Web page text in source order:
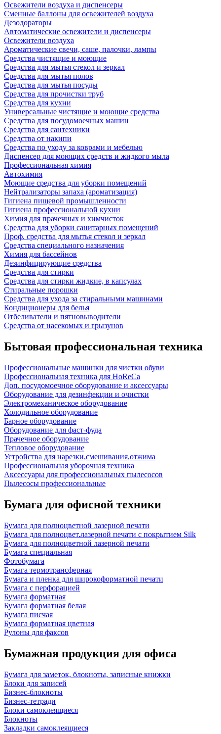
Освежители воздуха и диспенсеры
Сменные баллоны для освежителей воздуха
Дезодораторы
Автоматические освежители и диспенсеры
Освежители воздуха
Ароматические свечи, саше, палочки, лампы
Средства чистящие и моющие
Средства для мытья стекол и зеркал
Средства для мытья полов
Средства для мытья посуды
Средства для прочистки труб
Средства для кухни
Универсальные чистящие и моющие средства
Средства для посудомоечных машин
Средства для сантехники
Средства от накипи
Средства по уходу за коврами и мебелью
Диспенсер для моющих средств и жидкого мыла
Профессиональная химия
Автохимия
Моющие средства для уборки помещений
Нейтрализаторы запаха (ароматизация)
Гигиена пищевой промышленности
Гигиена профессиональной кухни
Химия для прачечных и химчисток
Средства для уборки санитарных помещений
Проф. средства для мытья стекол и зеркал
Средства специального назначения
Химия для бассейнов
Дезинфицирующие средства
Средства для стирки
Средства для стирки жидкие, в капсулах
Стиральные порошки
Средства для ухода за стиральными машинами
Кондиционеры для белья
Отбеливатели и пятновыводители
Средства от насекомых и грызунов
Бытовая профессиональная техника
Профессиональные машинки для чистки обуви
Профессиональная техника для HoReCa
Доп. посудомоечное оборудование и аксессуары
Оборудование для дезинфекции и очистки
Электромеханическое оборудование
Холодильное оборудование
Барное оборудование
Оборудование для фаст-фуда
Прачечное оборудование
Тепловое оборудование
Устройства для нарезки,смешивания,отжима
Профессиональная уборочная техника
Аксессуары для профессиональных пылесосов
Пылесосы профессиональные
Бумага для офисной техники
Бумага для полноцветной лазерной печати
Бумага для полноцвет.лазерной печати с покрытием Silk
Бумага для полноцветной лазерной печати
Бумага специальная
Фотобумага
Бумага термотрансферная
Бумага и пленка для широкоформатной печати
Бумага с перфорацией
Бумага форматная
Бумага форматная белая
Бумага писчая
Бумага форматная цветная
Рулоны для факсов
Бумажная продукция для офиса
Бумага для заметок, блокноты, записные книжки
Блоки для записей
Бизнес-блокноты
Бизнес-тетради
Блоки самоклеящиеся
Блокноты
Закладки самоклеящиеся